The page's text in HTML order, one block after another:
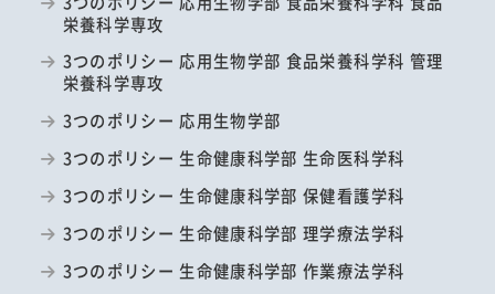
栄養科学専攻
3つのポリシー 応用生物学部 食品栄養科学科 管理
栄養科学専攻
3つのポリシー 応用生物学部
3つのポリシー 生命健康科学部 生命医科学科
3つのポリシー 生命健康科学部 保健看護学科
3つのポリシー 生命健康科学部 理学療法学科
3つのポリシー 生命健康科学部 作業療法学科